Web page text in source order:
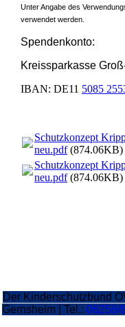
Unter Angabe des
verwendet werden.
Spendenkonto:
Kreissparkasse
IBAN: DE11 5085
Schutzkonzept
neu.pdf(874.06KB)
Schutzkonzept
neu.pdf(874.06KB)
Der Kinderschutzbund
Gernsheim | Tel.: 06258/